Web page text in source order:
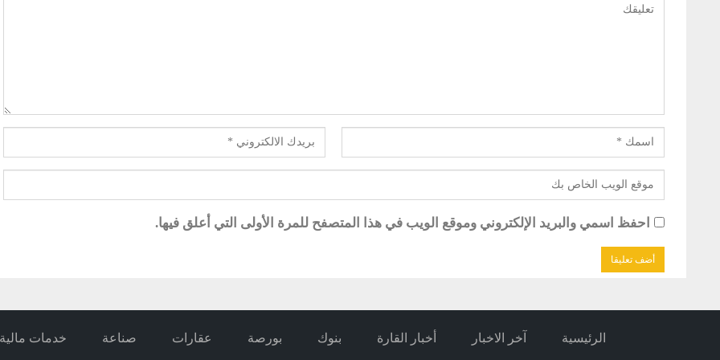
احفظ اسمي والبريد الإلكتروني وموقع الويب في هذا المتصفح للمرة الأولى التي أعلق فيها.
الرئيسية آخر الاخبار أخبار القارة بنوك بورصة عقارات صناعة خدمات مالية